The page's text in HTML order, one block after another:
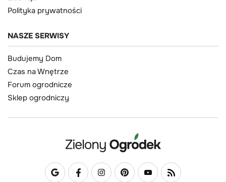
Polityka prywatności
NASZE SERWISY
Budujemy Dom
Czas na Wnętrze
Forum ogrodnicze
Sklep ogrodniczy